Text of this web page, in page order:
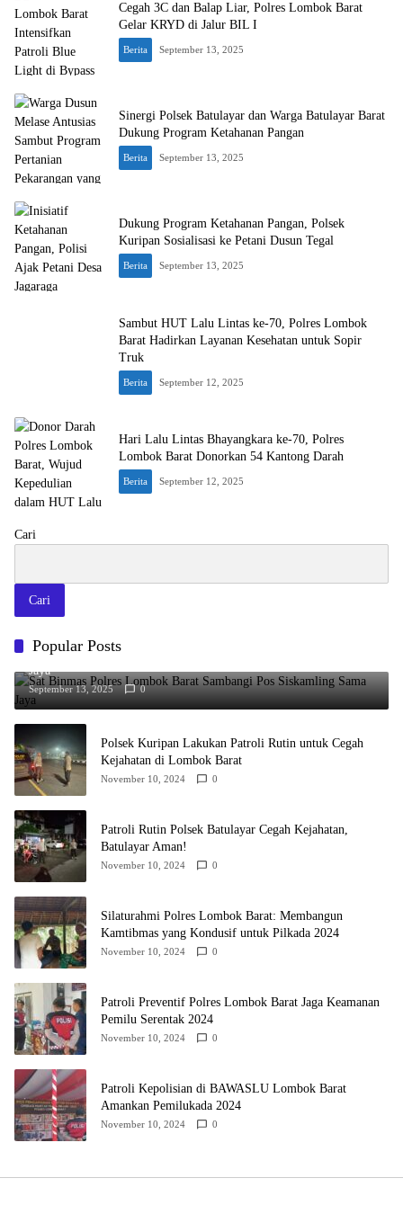
Cegah 3C dan Balap Liar, Polres Lombok Barat
Gelar KRYD di Jalur BIL I
Berita September 13, 2025
Sinergi Polsek Batulayar dan Warga Batulayar Barat
Dukung Program Ketahanan Pangan
Berita September 13, 2025
Dukung Program Ketahanan Pangan, Polsek
Kuripan Sosialisasi ke Petani Dusun Tegal
Berita September 13, 2025
Sambut HUT Lalu Lintas ke-70, Polres Lombok
Barat Hadirkan Layanan Kesehatan untuk Sopir
Truk
Berita September 12, 2025
Hari Lalu Lintas Bhayangkara ke-70, Polres
Lombok Barat Donorkan 54 Kantong Darah
Berita September 12, 2025
Cari
Cari
Popular Posts
Sat Binmas Polres Lombok Barat Sambangi Pos Siskamling Sama
Jaya
September 13, 2025 0
Polsek Kuripan Lakukan Patroli Rutin untuk Cegah
Kejahatan di Lombok Barat
November 10, 2024 0
Patroli Rutin Polsek Batulayar Cegah Kejahatan,
Batulayar Aman!
November 10, 2024 0
Silaturahmi Polres Lombok Barat: Membangun
Kamtibmas yang Kondusif untuk Pilkada 2024
November 10, 2024 0
Patroli Preventif Polres Lombok Barat Jaga Keamanan
Pemilu Serentak 2024
November 10, 2024 0
Patroli Kepolisian di BAWASLU Lombok Barat
Amankan Pemilukada 2024
November 10, 2024 0